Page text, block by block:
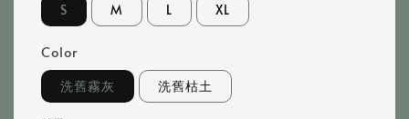
S M L XL
Color
洗舊霧灰 洗舊枯土